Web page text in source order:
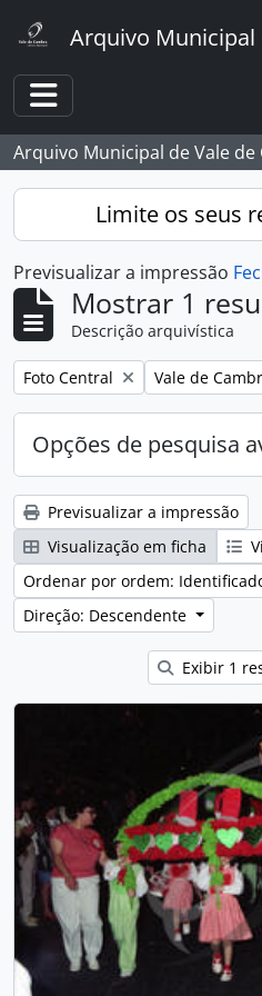
Arquivo Municipal
Toggle navigation
Arquivo Municipal de Vale de
Limite os seus
Previsualizar a impressão
Mostrar 1
Descrição arquivística
Remover filtro:
Foto Central Remover filtro:
Vale de
Opções de pesquisa
Previsualizar a impressão
Visualização em ficha
Ordenar por ordem:
Direção: Descendente
Exibir 1